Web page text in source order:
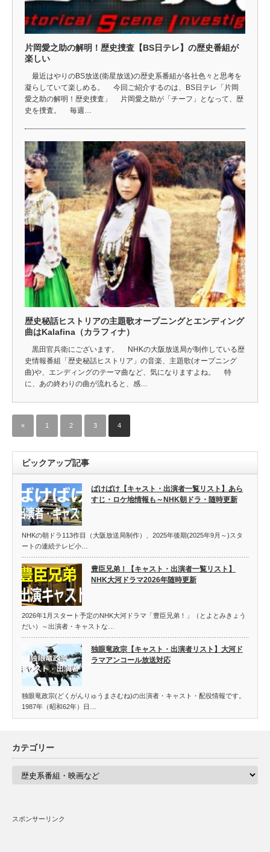
片岡愛之助の解明！歴史捜査【BS日テレ】の歴史番組が
楽しい
最近はやりのBS放送(衛星放送)の歴史系番組が各社色々と思考を
凝らしていて楽しめる。 今回ご紹介するのは、BS日テレ「片岡
愛之助の解明！歴史捜査」 片岡愛之助が「チーフ」となって、歴
史を捜査。 毎週…
歴史秘話ヒストリアの主題歌オープニングとエンディング
曲はKalafina（カラフィナ）
黒田官兵衛にございます。 NHKの大阪放送局が制作している歴
史情報番組「歴史秘話ヒストリア」の音楽、主題歌(オープニング
曲)や、エンディングのテーマ曲など、気になりますよね。 特
に、あの終わりの曲が流れると、感…
« 1 2 3 4
ピックアップ記事
ばけばけ【キャスト・出演者一覧リスト】あら
すじ・ロケ地情報も～NHK朝ドラ・随時更新
NHKの朝ドラ113作目（大阪放送局制作）、2025年後期(2025年9月～)スタ
ートの連続テレビ小…
豊臣兄弟！【キャスト・出演者一覧リスト】
NHK大河ドラマ2026年随時更新
2026年1月スタート予定のNHK大河ドラマ「豊臣兄弟！」（とよとみきょう
だい）～出演者・キャストな…
独眼竜政宗【キャスト・出演者リスト】大河ド
ラマアンコール放送対応
独眼竜政宗(どくがんりゅうまさむね)の出演者・キャスト・配役情報です。
1987年（昭和62年）日…
カテゴリー
スポンサーリンク